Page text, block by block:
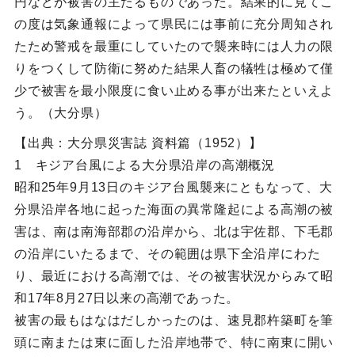
の度は気象通報によって県民には事前に充分周知され
たため警戒を最重にしていたので襲来時には人力の限
りをつくして防衛に努めた結果人畜の犠牲は極めて僅
少で被害を最小限度に食い止める事が出来たといえよ
う。（大分県）
【出典：大分県災害誌 資料篇（1952）】
1 キジア台風による大分県沿岸の高潮概況
昭和25年9月13日のキジア台風襲来にともなって、大
分県沿岸各地に起った海面の異常隆起による高潮の被
害は、南は南海部郡の沿岸から、北は宇佐郡、下毛郡
の沿岸にいたるまで、その範囲は県下全沿岸にわた
り、最近における高潮では、その被害状況からみて昭
和17年8月27日以来の高潮であった。
被害の最もはなはだしかったのは、速見郡杵築町を筆
頭に南または東に面した沿岸地帯で、特に南東に開い